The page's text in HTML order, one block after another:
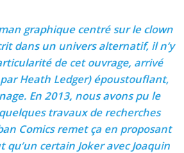
graphique centré sur le clown
dans un univers alternatif, il n’y
de cet ouvrage, arrivé
Heath Ledger) époustouflant,
En 2013, nous avons pu le
travaux de recherches
Comics remet ça en proposant
certain Joker avec Joaquin